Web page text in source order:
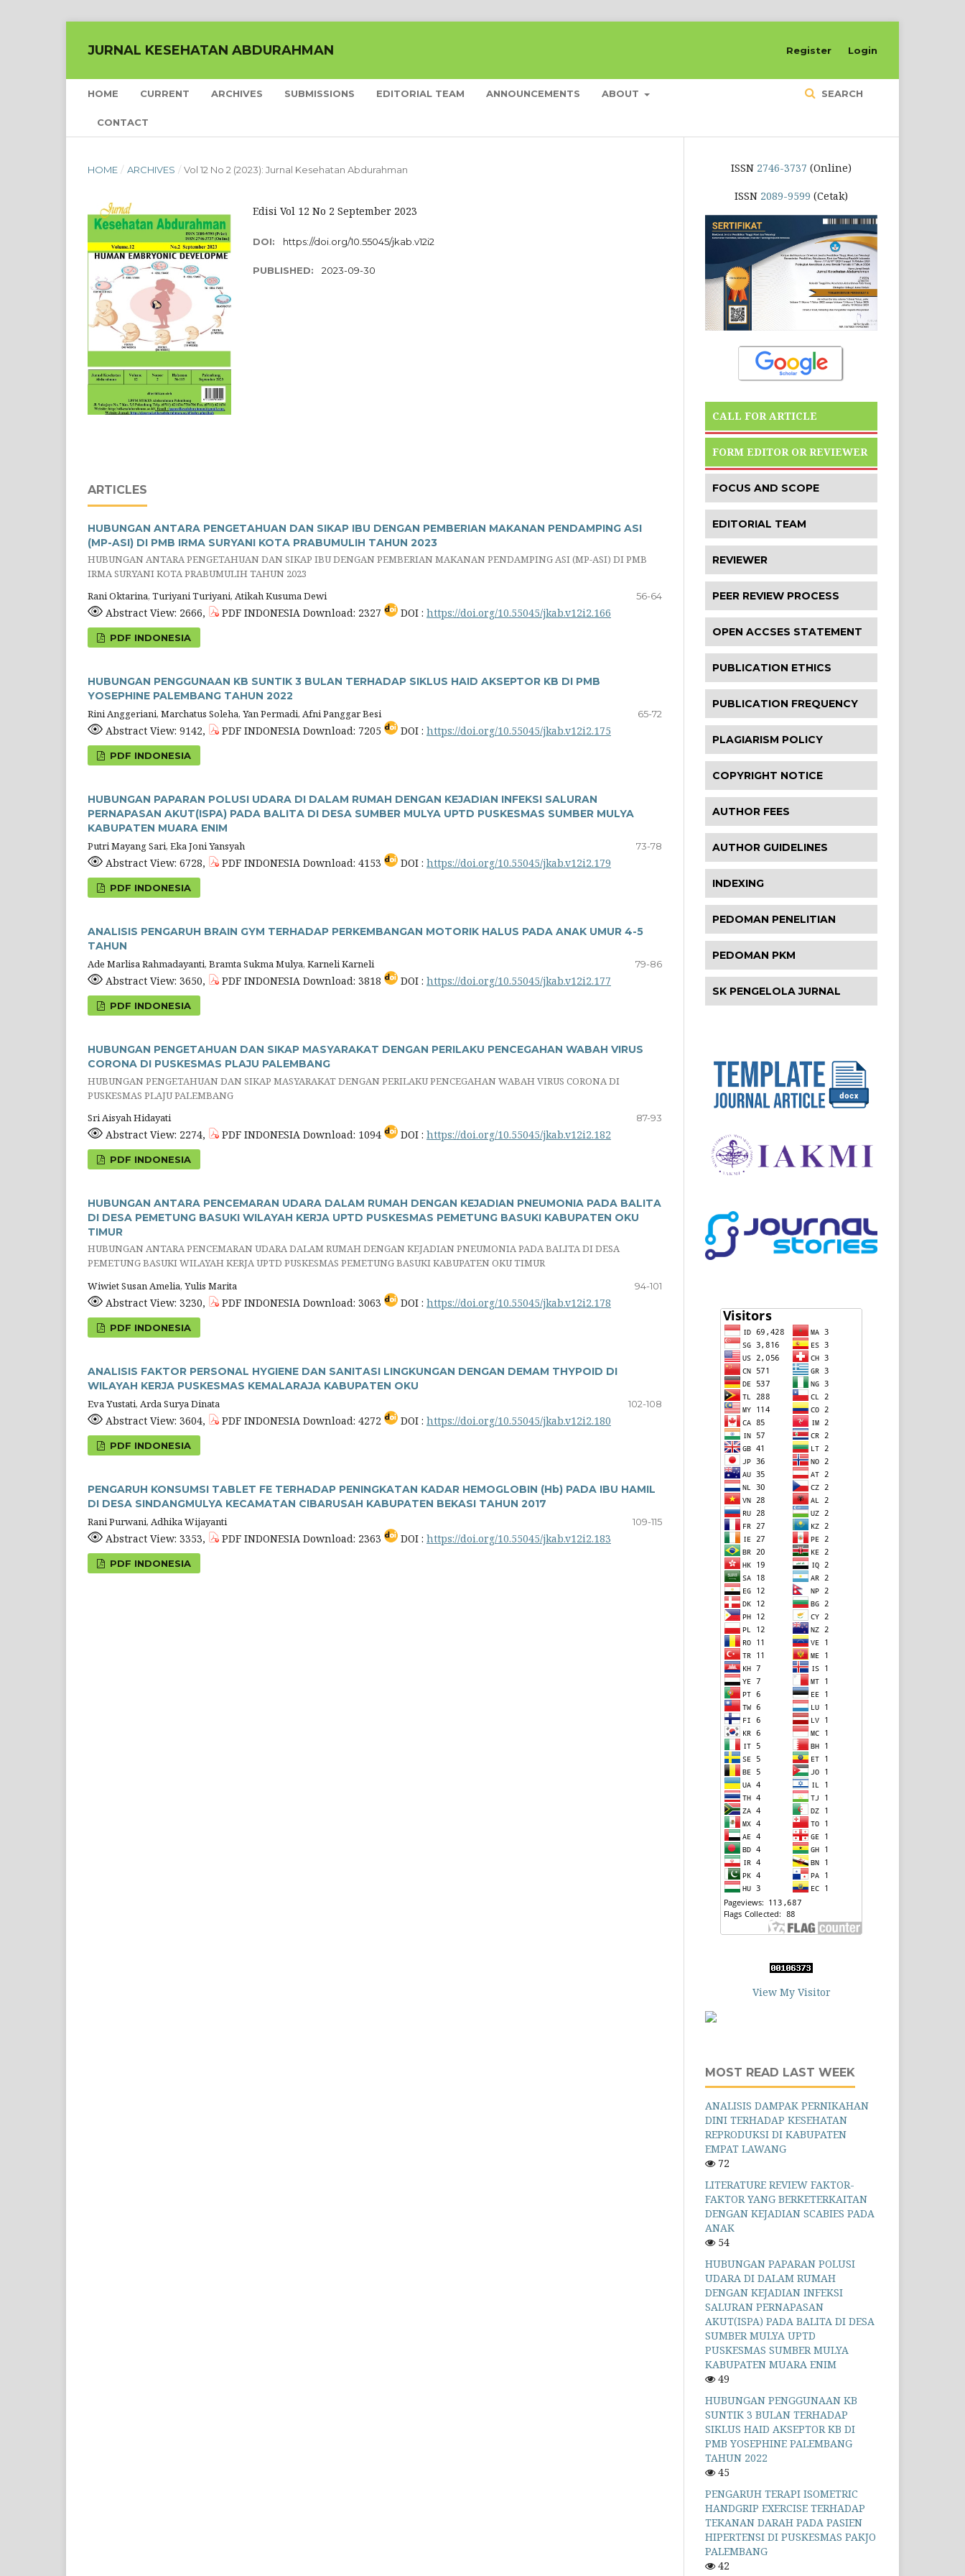
JURNAL KESEHATAN ABDURAHMAN
HOME CURRENT ARCHIVES SUBMISSIONS EDITORIAL TEAM ANNOUNCEMENTS ABOUT
CONTACT
SEARCH
Register Login
HOME / ARCHIVES / Vol 12 No 2 (2023): Jurnal Kesehatan Abdurahman
Edisi Vol 12 No 2 September 2023
DOI: https://doi.org/10.55045/jkab.v12i2
PUBLISHED: 2023-09-30
ARTICLES
HUBUNGAN ANTARA PENGETAHUAN DAN SIKAP IBU DENGAN PEMBERIAN MAKANAN PENDAMPING ASI
(MP-ASI) DI PMB IRMA SURYANI KOTA PRABUMULIH TAHUN 2023
HUBUNGAN ANTARA PENGETAHUAN DAN SIKAP IBU DENGAN PEMBERIAN MAKANAN PENDAMPING ASI (MP-ASI) DI PMB
IRMA SURYANI KOTA PRABUMULIH TAHUN 2023
Rani Oktarina, Turiyani Turiyani, Atikah Kusuma Dewi
56-64
Abstract View: 2666, PDF INDONESIA Download: 2327 DOI : https://doi.org/10.55045/jkab.v12i2.166
PDF INDONESIA
HUBUNGAN PENGGUNAAN KB SUNTIK 3 BULAN TERHADAP SIKLUS HAID AKSEPTOR KB DI PMB
YOSEPHINE PALEMBANG TAHUN 2022
Rini Anggeriani, Marchatus Soleha, Yan Permadi, Afni Panggar Besi
65-72
Abstract View: 9142, PDF INDONESIA Download: 7205 DOI : https://doi.org/10.55045/jkab.v12i2.175
PDF INDONESIA
HUBUNGAN PAPARAN POLUSI UDARA DI DALAM RUMAH DENGAN KEJADIAN INFEKSI SALURAN
PERNAPASAN AKUT(ISPA) PADA BALITA DI DESA SUMBER MULYA UPTD PUSKESMAS SUMBER MULYA
KABUPATEN MUARA ENIM
Putri Mayang Sari, Eka Joni Yansyah
73-78
Abstract View: 6728, PDF INDONESIA Download: 4153 DOI : https://doi.org/10.55045/jkab.v12i2.179
PDF INDONESIA
ANALISIS PENGARUH BRAIN GYM TERHADAP PERKEMBANGAN MOTORIK HALUS PADA ANAK UMUR 4-5
TAHUN
Ade Marlisa Rahmadayanti, Bramta Sukma Mulya, Karneli Karneli
79-86
Abstract View: 3650, PDF INDONESIA Download: 3818 DOI : https://doi.org/10.55045/jkab.v12i2.177
PDF INDONESIA
HUBUNGAN PENGETAHUAN DAN SIKAP MASYARAKAT DENGAN PERILAKU PENCEGAHAN WABAH VIRUS
CORONA DI PUSKESMAS PLAJU PALEMBANG
HUBUNGAN PENGETAHUAN DAN SIKAP MASYARAKAT DENGAN PERILAKU PENCEGAHAN WABAH VIRUS CORONA DI
PUSKESMAS PLAJU PALEMBANG
Sri Aisyah Hidayati
87-93
Abstract View: 2274, PDF INDONESIA Download: 1094 DOI : https://doi.org/10.55045/jkab.v12i2.182
PDF INDONESIA
HUBUNGAN ANTARA PENCEMARAN UDARA DALAM RUMAH DENGAN KEJADIAN PNEUMONIA PADA BALITA
DI DESA PEMETUNG BASUKI WILAYAH KERJA UPTD PUSKESMAS PEMETUNG BASUKI KABUPATEN OKU
TIMUR
HUBUNGAN ANTARA PENCEMARAN UDARA DALAM RUMAH DENGAN KEJADIAN PNEUMONIA PADA BALITA DI DESA
PEMETUNG BASUKI WILAYAH KERJA UPTD PUSKESMAS PEMETUNG BASUKI KABUPATEN OKU TIMUR
Wiwiet Susan Amelia, Yulis Marita
94-101
Abstract View: 3230, PDF INDONESIA Download: 3063 DOI : https://doi.org/10.55045/jkab.v12i2.178
PDF INDONESIA
ANALISIS FAKTOR PERSONAL HYGIENE DAN SANITASI LINGKUNGAN DENGAN DEMAM THYPOID DI
WILAYAH KERJA PUSKESMAS KEMALARAJA KABUPATEN OKU
Eva Yustati, Arda Surya Dinata
102-108
Abstract View: 3604, PDF INDONESIA Download: 4272 DOI : https://doi.org/10.55045/jkab.v12i2.180
PDF INDONESIA
PENGARUH KONSUMSI TABLET FE TERHADAP PENINGKATAN KADAR HEMOGLOBIN (Hb) PADA IBU HAMIL
DI DESA SINDANGMULYA KECAMATAN CIBARUSAH KABUPATEN BEKASI TAHUN 2017
Rani Purwani, Adhika Wijayanti
109-115
Abstract View: 3353, PDF INDONESIA Download: 2363 DOI : https://doi.org/10.55045/jkab.v12i2.183
PDF INDONESIA
ISSN 2746-3737 (Online)
ISSN 2089-9599 (Cetak)
CALL FOR ARTICLE
FORM EDITOR OR REVIEWER
FOCUS AND SCOPE
EDITORIAL TEAM
REVIEWER
PEER REVIEW PROCESS
OPEN ACCSES STATEMENT
PUBLICATION ETHICS
PUBLICATION FREQUENCY
PLAGIARISM POLICY
COPYRIGHT NOTICE
AUTHOR FEES
AUTHOR GUIDELINES
INDEXING
PEDOMAN PENELITIAN
PEDOMAN PKM
SK PENGELOLA JURNAL
View My Visitor
MOST READ LAST WEEK
ANALISIS DAMPAK PERNIKAHAN
DINI TERHADAP KESEHATAN
REPRODUKSI DI KABUPATEN
EMPAT LAWANG
72
LITERATURE REVIEW FAKTOR-
FAKTOR YANG BERKETERKAITAN
DENGAN KEJADIAN SCABIES PADA
ANAK
54
HUBUNGAN PAPARAN POLUSI
UDARA DI DALAM RUMAH
DENGAN KEJADIAN INFEKSI
SALURAN PERNAPASAN
AKUT(ISPA) PADA BALITA DI DESA
SUMBER MULYA UPTD
PUSKESMAS SUMBER MULYA
KABUPATEN MUARA ENIM
49
HUBUNGAN PENGGUNAAN KB
SUNTIK 3 BULAN TERHADAP
SIKLUS HAID AKSEPTOR KB DI
PMB YOSEPHINE PALEMBANG
TAHUN 2022
45
PENGARUH TERAPI ISOMETRIC
HANDGRIP EXERCISE TERHADAP
TEKANAN DARAH PADA PASIEN
HIPERTENSI DI PUSKESMAS PAKJO
PALEMBANG
42